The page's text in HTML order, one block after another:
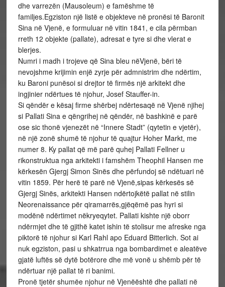
dhe varrezën (Mausoleum) e famëshme të
familjes.Egziston një listë e objekteve në pronësi të Baronit
Sina në Vjenë, e formuluar në vitin 1841, e cila përmban
rreth 12 objekte (pallate), adresat e tyre si dhe vlerat e
blerjes.
Numri i madh i trojeve që Sina bleu nëVjenë, bëri të
nevojshme krijimin enjë zyrje për admnistrim dhe ndërtim,
ku Baroni punësoi si drejtor të firmës një arkitekt dhe
ingjinier ndërtues të njohur, Josef Stauffer-in.
Si qëndër e kësaj firme shërbej ndërtesaqë në Vjenë njihej
si Pallati Sina e qëngrihej në qëndër, në bashkinë e parë
ose sic thonë vjenezët në “Innere Stadt” (qytetin e vjetër),
në një zonë shumë të njohur të quajtur Hoher Markt, me
numer 8. Ky pallat që më parë quhej Pallati Fellner u
rikonstruktua nga arkitekti i famshëm Theophil Hansen me
kërkesën Gjergj Simon Sinës dhe përfundoj së ndëtuari në
vitin 1859. Për herë të parë në Vjenë,sipas kërkesës së
Gjergj Sinës, arkitekti Hansen ndërtojkëtë pallat në stilin
Neorenaissance për qiramarrës,gjëqëmë pas hyri si
modënë ndërtimet nëkryeqytet. Pallati kishte një oborr
ndërmjet dhe të gjithë katet ishin të stolisur me afreske nga
piktorë të njohur si Karl Rahl apo Eduard Bitterlich. Sot ai
nuk egziston, pasi u shkatrrua nga bombardimet e aleatëve
gjatë luftës së dytë botërore dhe më vonë u shëmb për të
ndërtuar një pallat të ri banimi.
Pronë tjetër shumëe njohur në Vjenëështë dhe pallati në